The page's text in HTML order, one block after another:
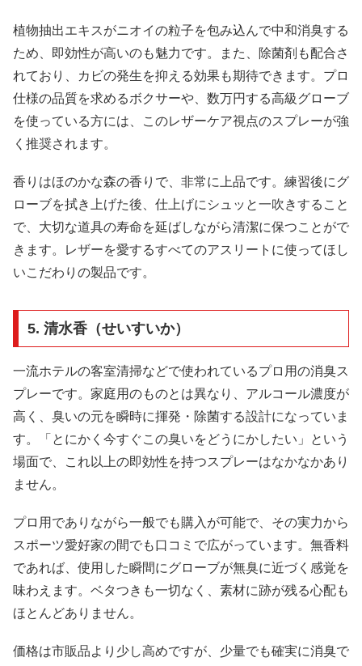
植物抽出エキスがニオイの粒子を包み込んで中和消臭する
ため、即効性が高いのも魅力です。また、除菌剤も配合さ
れており、カビの発生を抑える効果も期待できます。プロ
仕様の品質を求めるボクサーや、数万円する高級グローブ
を使っている方には、このレザーケア視点のスプレーが強
く推奨されます。
香りはほのかな森の香りで、非常に上品です。練習後にグ
ローブを拭き上げた後、仕上げにシュッと一吹きすること
で、大切な道具の寿命を延ばしながら清潔に保つことがで
きます。レザーを愛するすべてのアスリートに使ってほし
いこだわりの製品です。
5. 清水香（せいすいか）
一流ホテルの客室清掃などで使われているプロ用の消臭ス
プレーです。家庭用のものとは異なり、アルコール濃度が
高く、臭いの元を瞬時に揮発・除菌する設計になっていま
す。「とにかく今すぐこの臭いをどうにかしたい」という
場面で、これ以上の即効性を持つスプレーはなかなかあり
ません。
プロ用でありながら一般でも購入が可能で、その実力から
スポーツ愛好家の間でも口コミで広がっています。無香料
であれば、使用した瞬間にグローブが無臭に近づく感覚を
味わえます。ベタつきも一切なく、素材に跡が残る心配も
ほとんどありません。
価格は市販品より少し高めですが、少量でも確実に消臭で